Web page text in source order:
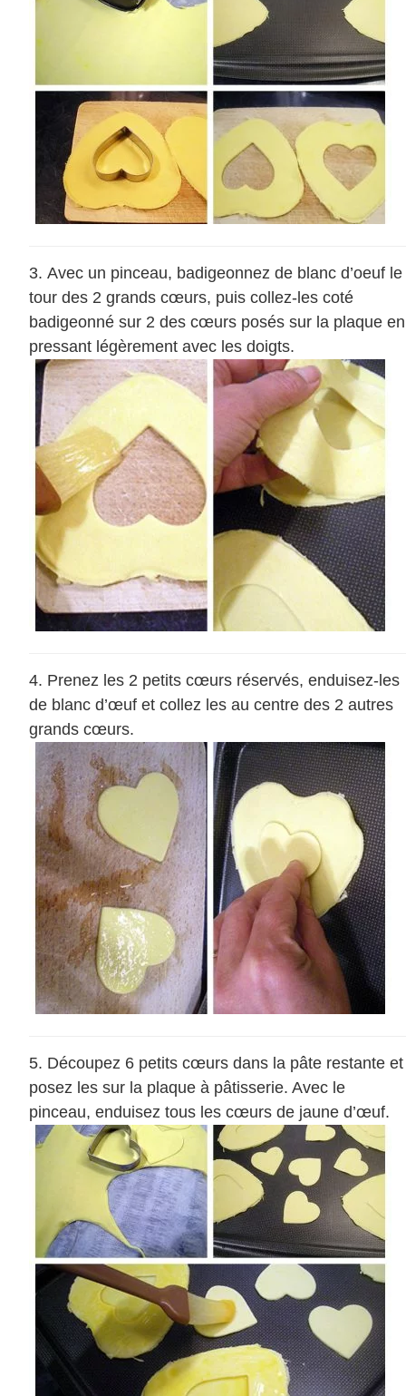
Avec un pinceau, badigeonnez de blanc d’oeuf le
tour des 2 grands cœurs, puis collez-les coté
badigeonné sur 2 des cœurs posés sur la plaque en
pressant légèrement avec les doigts.
Prenez les 2 petits cœurs réservés, enduisez-les
de blanc d’œuf et collez les au centre des 2 autres
grands cœurs.
Découpez 6 petits cœurs dans la pâte restante et
posez les sur la plaque à pâtisserie. Avec le
pinceau, enduisez tous les cœurs de jaune d’œuf.